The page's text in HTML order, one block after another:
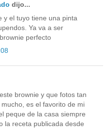
dijo...
y el tuyo tiene una pinta
Ya va a ser
perfecto
brownie y que fotos tan
es el favorito de mi
peque de la casa siempre
la receta publicada desde